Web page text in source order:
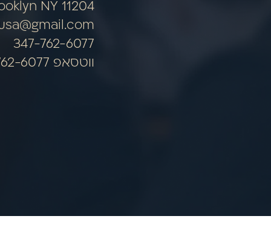
NY 11204
347-762-6077
ווטסאפ 347-762-6077